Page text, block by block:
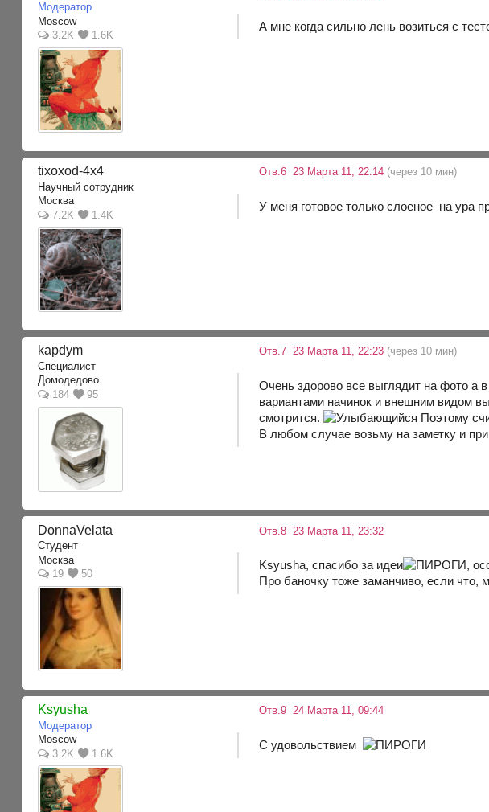
Модератор
Moscow
3.2K
1.6K
А мне когда сильно лень возиться с
tixoxod-4x4
Научный сотрудник
Москва
7.2K
1.4K
Отв.6 23 Марта 11, 22:14 (через 10 мин)
У меня готовое только слоеное на ура
kapdym
Специалист
Домодедово
184
95
Отв.7 23 Марта 11, 22:23 (через 10 мин)
Очень здорово все выглядит на фото а
вариантами начинок и внешним видом
смотрится.
Поэтому
В любом случае возьму на заметку и
DonnaVelata
Студент
Москва
19
50
Отв.8 23 Марта 11, 23:32
Ksyusha, спасибо за идеи
,
Про баночку тоже заманчиво, если что,
Ksyusha
Модератор
Moscow
3.2K
1.6K
Отв.9 24 Марта 11, 09:44
С удовольствием